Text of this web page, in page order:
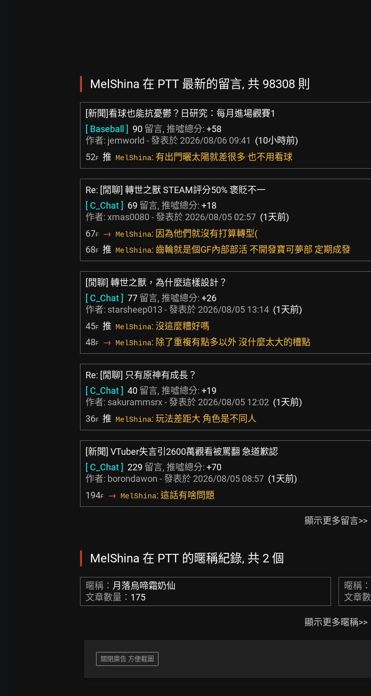
MelShina 在 PTT 最新的留言, 共 98308 則
[新聞]看球也能抗憂鬱？日研究：每月進場觀賽1
[ Baseball ] 90 留言, 推噓總分: +58
作者: jemworld - 發表於 2026/08/06 09:41 (10小時前)
52F 推 MelShina: 有出門曬太陽就差很多 也不用看球
Re: [閒聊] 轉世之獸 STEAM評分50% 褒貶不一
[ C_Chat ] 69 留言, 推噓總分: +18
作者: xmas0080 - 發表於 2026/08/05 02:57 (1天前)
67F → MelShina: 因為他們就沒有打算轉型(
68F 推 MelShina: 齒輪就是個GF內部部活 不開發寶可夢部 定期成發
[閒聊] 轉世之獸，為什麼這樣設計？
[ C_Chat ] 77 留言, 推噓總分: +26
作者: starsheep013 - 發表於 2026/08/05 13:14 (1天前)
45F 推 MelShina: 沒這麼糟好嗎
48F → MelShina: 除了重複有點多以外 沒什麼太大的槽點
Re: [閒聊] 只有原神有成長？
[ C_Chat ] 40 留言, 推噓總分: +19
作者: sakurammsrx - 發表於 2026/08/05 12:02 (1天前)
36F 推 MelShina: 玩法差距大 角色是不同人
[新聞] VTuber失言引2600萬觀看被罵翻 急道歉認
[ C_Chat ] 229 留言, 推噓總分: +70
作者: borondawon - 發表於 2026/08/05 08:57 (1天前)
194F → MelShina: 這話有啥問題
顯示更多留言>>
MelShina 在 PTT 的暱稱紀錄, 共 2 個
暱稱： 月落烏啼霜奶仙
文章數量： 175
暱稱：
文章
顯示更多暱稱>>
關閉廣告 方便截圖